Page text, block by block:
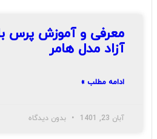
معرفی و آموزش پرس
آزاد مدل هامر
ادامه مطلب »
آبان 23, 1401 بدون دیدگاه